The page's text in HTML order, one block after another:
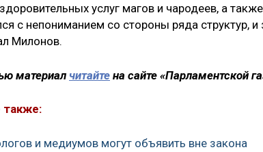
услуг магов и чародеев, а
с непониманием со стороны ряда структур,
Милонов.
материал читайте на сайте «Парламентской
также:
и медиумов могут объявить вне закона